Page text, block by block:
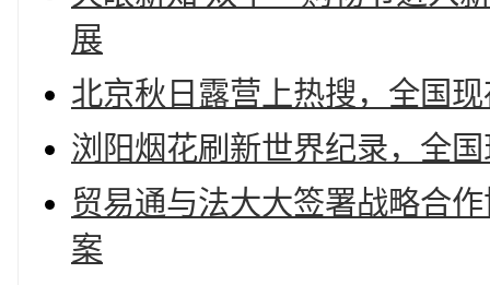
展
北京秋日露营上热搜，全国
浏阳烟花刷新世界纪录，全
贸易通与法大大签署战略合
案